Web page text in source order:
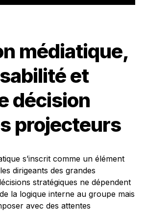
médiatique,
et
décision
projecteurs
s’inscrit comme un élément
dirigeants des grandes
stratégiques ne dépendent
la logique interne au groupe mais
avec des attentes